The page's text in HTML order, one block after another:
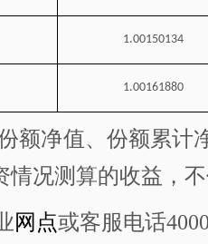
1.00150134
1.00161880
额净值、份额累计
情况测算的收益，
网点或客服电话